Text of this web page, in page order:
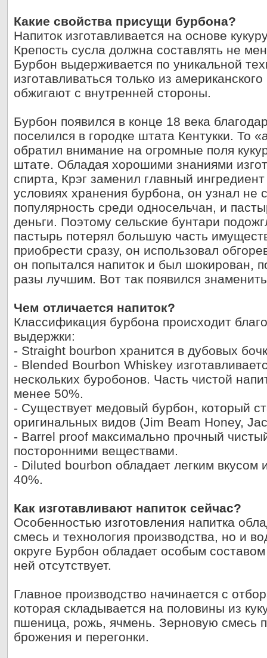
Какие свойства присущи бурбона?
Напиток изготавливается на основе
Крепость сусла должна составлять не
Бурбон выдерживается по уникальной
изготавливаться только из
обжигают с внутренней стороны.
Бурбон появился в конце 18 века
поселился в городке штата Кентукки. То
обратил внимание на огромные поля
штате. Обладая хорошими знаниями
спирта, Крэг заменил главный
условиях хранения бурбона, он узнал не
популярность среди односельчан, и
деньги. Поэтому сельские бунтари
пастырь потерял большую часть
приобрести сразу, он использовал
он попытался напиток и был шокирован,
разы лучшим. Вот так появился
Чем отличается напиток?
Классификация бурбона происходит
выдержки:
- Straight bourbon хранится в дубовых
- Blended Bourbon Whiskey
нескольких буробонов. Часть чистой
менее 50%.
- Существует медовый бурбон, который
оригинальных видов (Jim Beam Honey,
- Barrel proof максимально прочный
посторонними веществами.
- Diluted bourbon обладает легким вкусом
40%.
Как изготавливают напиток сейчас?
Особенностью изготовления напитка
смесь и технология производства, но и
округе Бурбон обладает особым
ней отсутствует.
Главное производство начинается с
которая складывается на половины из
пшеница, рожь, ячмень. Зерновую смесь
брожения и перегонки.